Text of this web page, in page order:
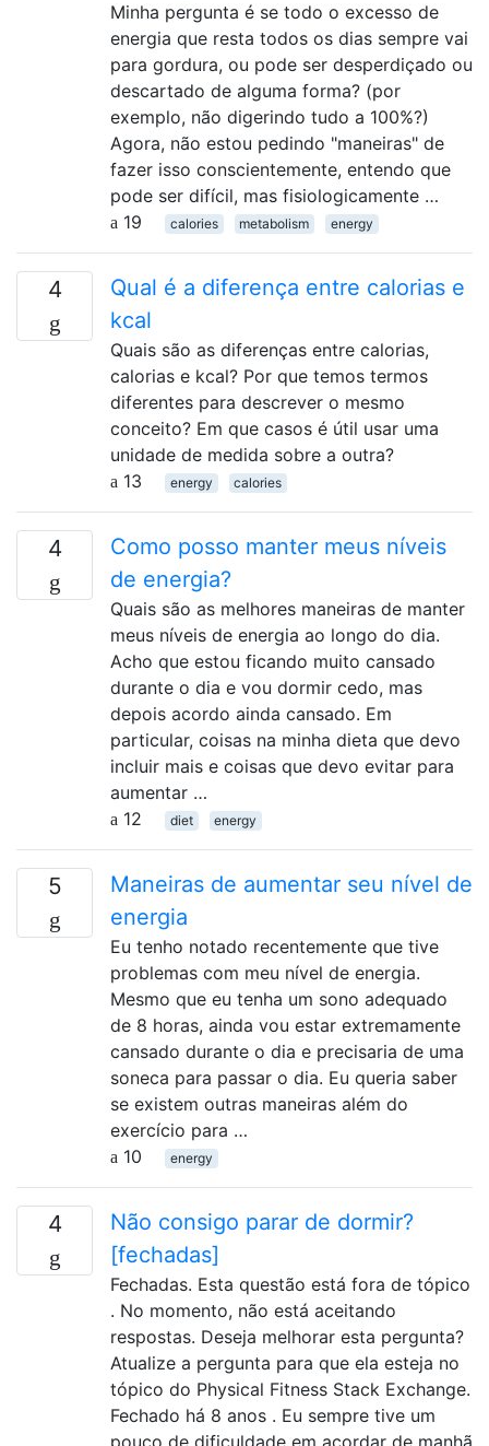
Minha pergunta é se todo o excesso de
energia que resta todos os dias sempre vai
para gordura, ou pode ser desperdiçado ou
descartado de alguma forma? (por
exemplo, não digerindo tudo a 100%?)
Agora, não estou pedindo "maneiras" de
fazer isso conscientemente, entendo que
pode ser difícil, mas fisiologicamente …
19
calories metabolism energy
4
Qual é a diferença entre calorias e
kcal
Quais são as diferenças entre calorias,
calorias e kcal? Por que temos termos
diferentes para descrever o mesmo
conceito? Em que casos é útil usar uma
unidade de medida sobre a outra?
13
energy calories
4
Como posso manter meus níveis
de energia?
Quais são as melhores maneiras de manter
meus níveis de energia ao longo do dia.
Acho que estou ficando muito cansado
durante o dia e vou dormir cedo, mas
depois acordo ainda cansado. Em
particular, coisas na minha dieta que devo
incluir mais e coisas que devo evitar para
aumentar …
12
diet energy
5
Maneiras de aumentar seu nível de
energia
Eu tenho notado recentemente que tive
problemas com meu nível de energia.
Mesmo que eu tenha um sono adequado
de 8 horas, ainda vou estar extremamente
cansado durante o dia e precisaria de uma
soneca para passar o dia. Eu queria saber
se existem outras maneiras além do
exercício para …
10
energy
4
Não consigo parar de dormir?
[fechadas]
Fechadas. Esta questão está fora de tópico
. No momento, não está aceitando
respostas. Deseja melhorar esta pergunta?
Atualize a pergunta para que ela esteja no
tópico do Physical Fitness Stack Exchange.
Fechado há 8 anos . Eu sempre tive um
pouco de dificuldade em acordar de manhã